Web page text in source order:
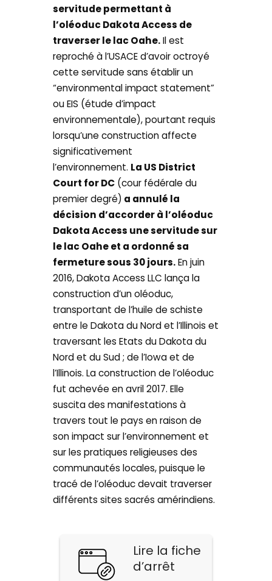
servitude permettant à
l’oléoduc Dakota Access de
traverser le lac Oahe.Il est
reproché à l’USACE d’avoir octroyé
cette servitude sans établir un
“environmental impact statement”
ou EIS (étude d’impact
environnementale), pourtant requis
lorsqu’une construction affecte
significativement
l’environnement. La US District
Court for DC (cour fédérale du
premier degré) a annulé la
décision d’accorder à l’oléoduc
Dakota Access une servitude sur
le lac Oahe et a ordonné sa
fermeture sous 30 jours.En juin
2016, Dakota Access LLC lança la
construction d’un oléoduc,
transportant de l’huile de schiste
entre le Dakota du Nord et l’Illinois et
traversant les Etats du Dakota du
Nord et du Sud ; de l’Iowa et de
l’Illinois. La construction de l’oléoduc
fut achevée en avril 2017. Elle
suscita des manifestations à
travers tout le pays en raison de
son impact sur l’environnement et
sur les pratiques religieuses des
communautés locales, puisque le
tracé de l’oléoduc devait traverser
différents sites sacrés amérindiens.
Lire la fiche
d’arrêt